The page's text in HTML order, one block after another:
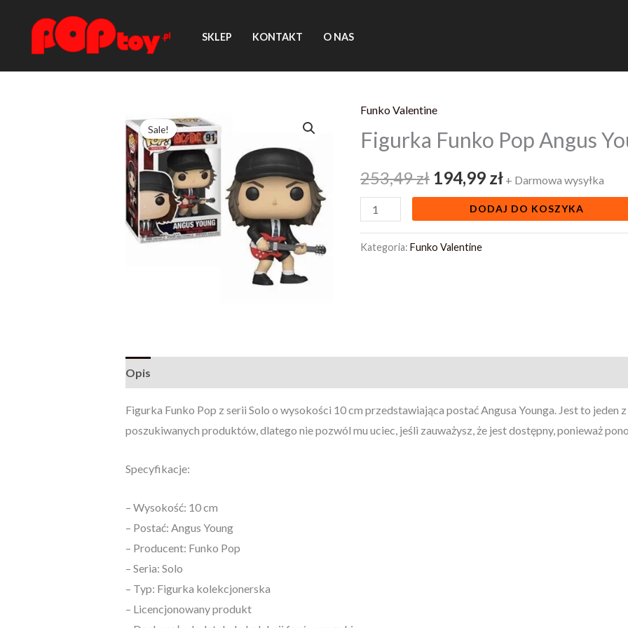
SKLEP KONTAKT O NAS
Sale!
Funko Valentine
Figurka Funko Pop Angus
253,49zł
Pierwotna
cena
wynosiła:
253,49 zł.
194,99 zł
cena
wynosi:
194,99 zł.
+ Darmowa wysyłka
ilość
Figurka
Funko
Pop
Angus
Young
AC
DODAJ DO KOSZYKA
Kategoria:Funko Valentine
Opis
Figurka Funko Pop z serii Solo o wysokości 10 cm przedstawiająca postać Angusa Younga. Jest to jeden
poszukiwanych produktów, dlatego nie pozwól mu uciec, jeśli zauważysz, że jest dostępny, ponieważ
Specyfikacje:
– Wysokość: 10 cm
– Postać: Angus Young
– Producent: Funko Pop
– Seria: Solo
– Typ: Figurka kolekcjonerska
– Licencjonowany produkt